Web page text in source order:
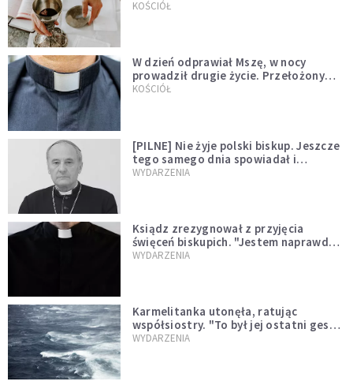
KOŚCIÓŁ
W dzień odprawiał Mszę, w nocy
prowadził drugie życie. Przełożony
kazał mu opuścić zakon
KOŚCIÓŁ
[PILNE] Nie żyje polski biskup. Jeszcze
tego samego dnia spowiadał i
sprawował Mszę świętą
WYDARZENIA
Ksiądz zrezygnował z przyjęcia
święceń biskupich. "Jestem naprawdę
niegodny"
WYDARZENIA
Karmelitanka utonęła, ratując
współsiostry. "To był jej ostatni gest
miłości"
WYDARZENIA